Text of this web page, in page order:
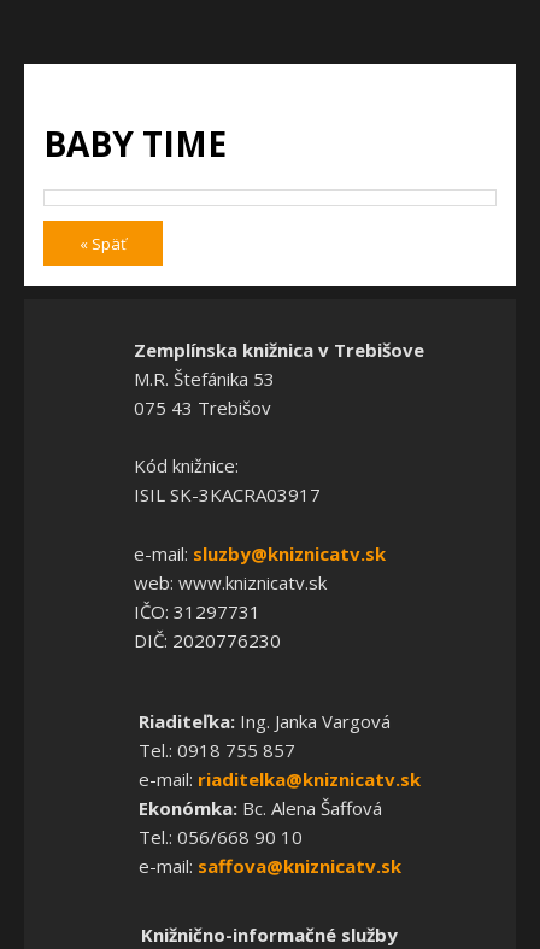
BABY TIME
« Späť
Zemplínska knižnica v Trebišove
M.R. Štefánika 53
075 43 Trebišov
Kód knižnice:
ISIL SK-3KACRA03917
e-mail: sluzby@kniznicatv.sk
web: www.kniznicatv.sk
IČO: 31297731
DIČ: 2020776230
Riaditeľka:Ing. Janka Vargová
Tel.: 0918 755 857
e-mail: riaditelka@kniznicatv.sk
Ekonómka:Bc. Alena Šaffová
Tel.: 056/668 90 10
e-mail: saffova@kniznicatv.sk
Knižnično-informačné služby